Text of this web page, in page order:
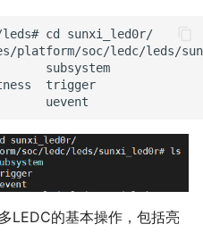
leds# cd sunxi_led0r/
platform/soc/ledc/leds/
subsystem
trigger
LEDC的基本操作，包括亮